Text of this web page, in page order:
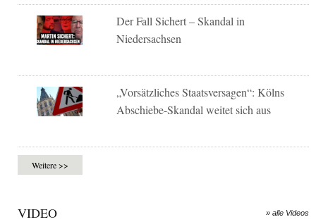
Der Fall Sichert – Skandal in
Niedersachsen
„Vorsätzliches Staatsversagen“: Kölns
Abschiebe-Skandal weitet sich aus
Weitere >>
VIDEO » alle Videos